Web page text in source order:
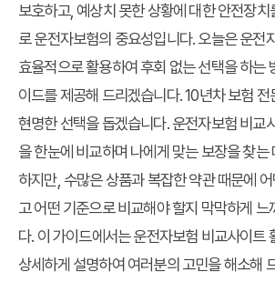
보호하고, 예상치 못한 상황에 대한 안전장치
로 운전자보험의 중요성입니다. 오늘은 운전
효율적으로 활용하여 후회 없는 선택을 하는
이드를 제공해 드리겠습니다. 10년차 보험 전
현명한 선택을 돕겠습니다. 운전자보험 비교
을 한눈에 비교하며 나에게 맞는 보장을 찾는
하지만, 수많은 상품과 복잡한 약관 때문에
고 어떤 기준으로 비교해야 할지 막막하게 느
다. 이 가이드에서는 운전자보험 비교사이트
상세하게 설명하여 여러분의 고민을 해소해